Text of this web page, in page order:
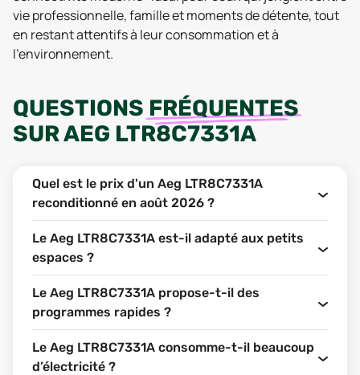
vie professionnelle, famille et moments de détente, tout
en restant attentifs à leur consommation et à
l’environnement.
QUESTIONS FRÉQUENTES
SURAEG LTR8C7331A
Quel est le prix d'un Aeg LTR8C7331A
reconditionné en août 2026 ?
Le Aeg LTR8C7331A est-il adapté aux petits
espaces ?
Le Aeg LTR8C7331A propose-t-il des
programmes rapides ?
Le Aeg LTR8C7331A consomme-t-il beaucoup
d’électricité ?